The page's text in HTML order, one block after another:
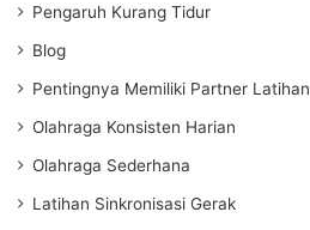
Pengaruh Kurang Tidur
Blog
Pentingnya Memiliki Partner Latihan
Olahraga Konsisten Harian
Olahraga Sederhana
Latihan Sinkronisasi Gerak